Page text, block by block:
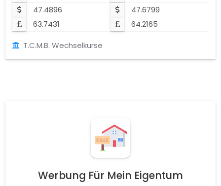
47.4896
47.6799
63.7431
64.2165
T.C.M.B. Wechselkurse
Werbung Für Mein Eigentum